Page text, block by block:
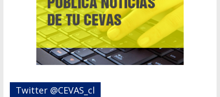
Twitter @CEVAS_cl